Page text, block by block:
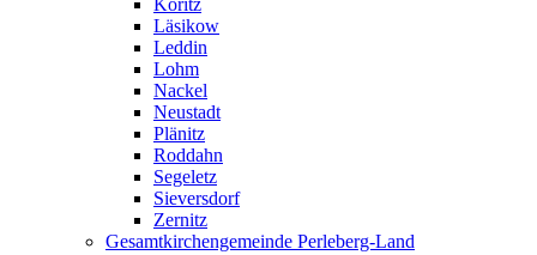
Köritz
Läsikow
Leddin
Lohm
Nackel
Neustadt
Plänitz
Roddahn
Segeletz
Sieversdorf
Zernitz
Gesamtkirchengemeinde Perleberg-Land